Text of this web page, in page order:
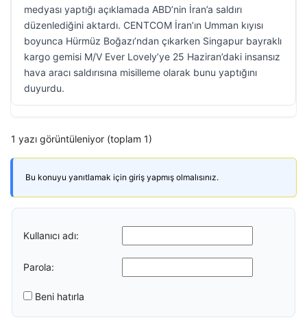
medyası yaptığı açıklamada ABD’nin İran’a saldırı
düzenlediğini aktardı. CENTCOM İran’ın Umman kıyısı
boyunca Hürmüz Boğazı’ndan çıkarken Singapur bayraklı
kargo gemisi M/V Ever Lovely’ye 25 Haziran’daki insansız
hava aracı saldırısına misilleme olarak bunu yaptığını
duyurdu.
1 yazı görüntüleniyor (toplam 1)
Bu konuyu yanıtlamak için giriş yapmış olmalısınız.
Kullanıcı adı:
Parola:
Beni hatırla